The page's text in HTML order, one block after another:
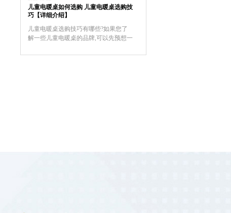
儿童电暖桌如何选购 儿童电暖桌选购技
巧【详细介绍】
儿童电暖桌选购技巧有哪些?如果您了
解一些儿童电暖桌的品牌,可以先预想一
电暖器。对于儿童电暖桌的挑选技巧的